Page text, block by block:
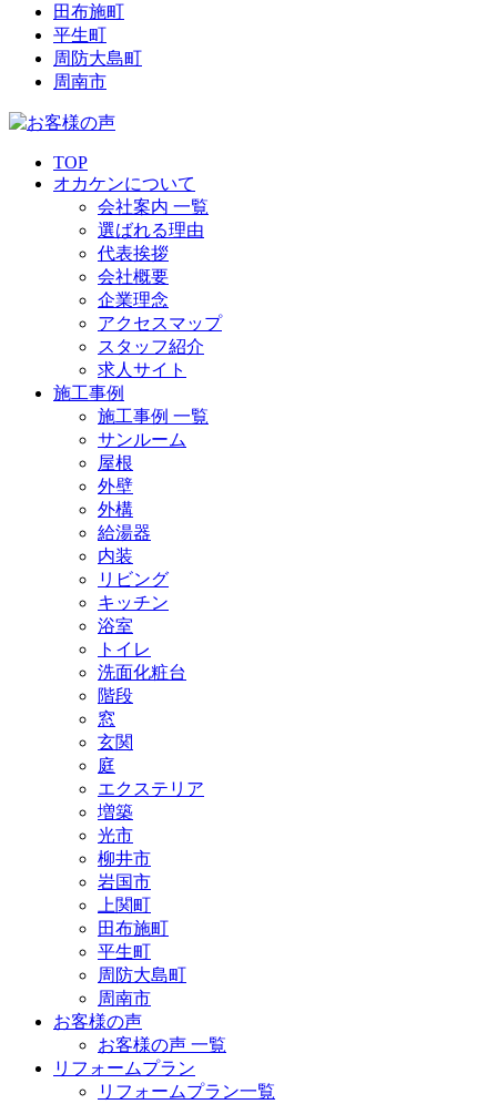
田布施町
平生町
周防大島町
周南市
TOP
オカケンについて
会社案内 一覧
選ばれる理由
代表挨拶
会社概要
企業理念
アクセスマップ
スタッフ紹介
求人サイト
施工事例
施工事例 一覧
サンルーム
屋根
外壁
外構
給湯器
内装
リビング
キッチン
浴室
トイレ
洗面化粧台
階段
窓
玄関
庭
エクステリア
増築
光市
柳井市
岩国市
上関町
田布施町
平生町
周防大島町
周南市
お客様の声
お客様の声 一覧
リフォームプラン
リフォームプラン一覧